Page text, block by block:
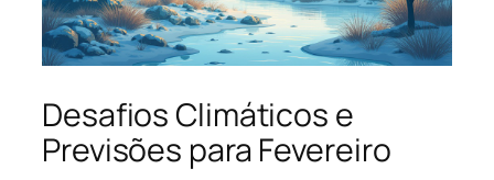
Desafios Climáticos e
Previsões para Fevereiro